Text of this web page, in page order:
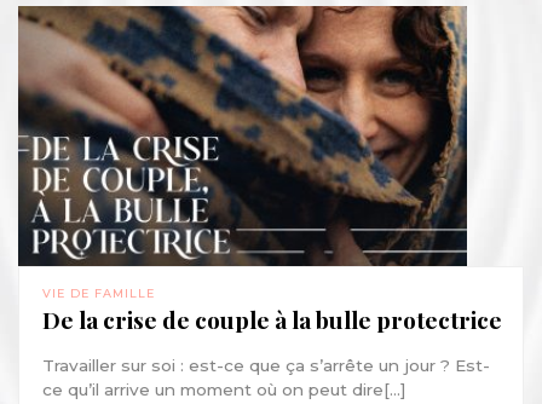
VIE DE FAMILLE
De la crise de couple à la bulle protectrice
Travailler sur soi : est-ce que ça s’arrête un jour ? Est-
ce qu’il arrive un moment où on peut dire[...]